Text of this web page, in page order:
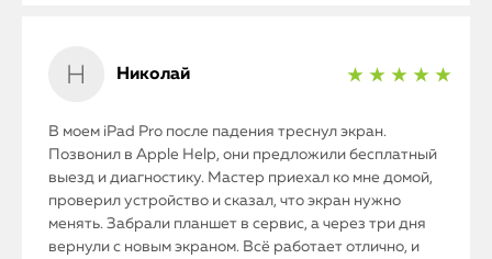
Николай ★ ★ ★ ★ ★
В моем iPad Pro после падения треснул экран.
Позвонил в Apple Help, они предложили бесплатный
выезд и диагностику. Мастер приехал ко мне домой,
проверил устройство и сказал, что экран нужно
менять. Забрали планшет в сервис, а через три дня
вернули с новым экраном. Всё работает отлично, и